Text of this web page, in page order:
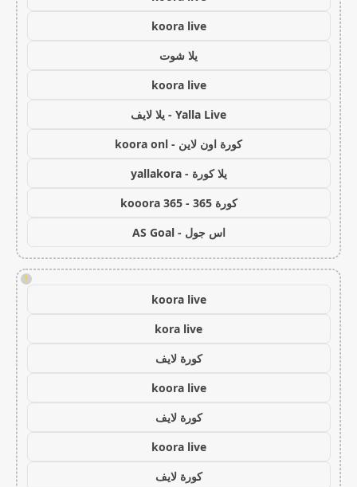
koora live
يلا شوت
koora live
Yalla Live - يلا لايف
كورة اون لاين - koora onl
يلا كورة - yallakora
كورة 365 - kooora 365
اس جول - AS Goal
!
koora live
kora live
كورة لايف
koora live
كورة لايف
koora live
كورة لايف